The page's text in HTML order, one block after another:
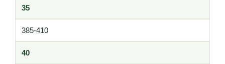
35
385-410
40